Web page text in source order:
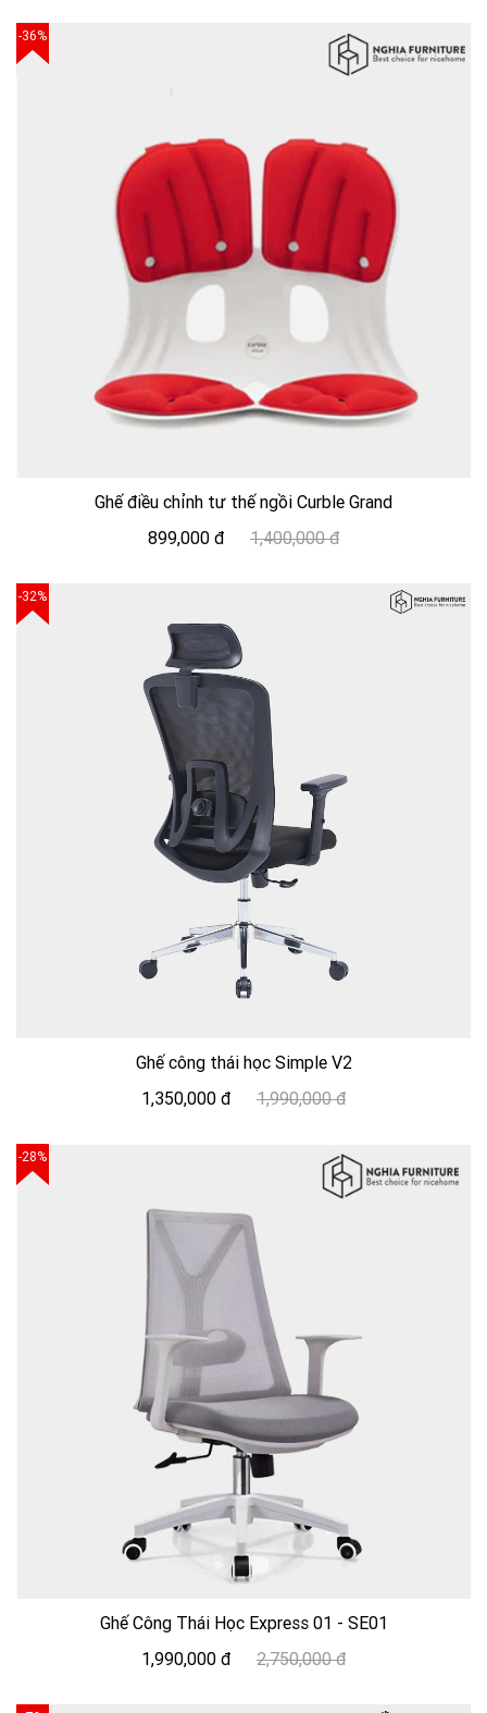
-36%
Ghế điều chỉnh tư thế ngồi Curble Grand
899,000 đ
1,400,000 đ
-32%
Ghế công thái học Simple V2
1,350,000 đ
1,990,000 đ
-28%
Ghế Công Thái Học Express 01 - SE01
1,990,000 đ
2,750,000 đ